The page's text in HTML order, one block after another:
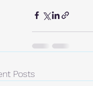
Posts